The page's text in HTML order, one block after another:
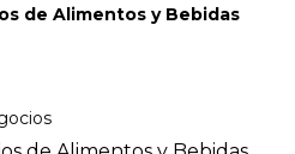
de Alimentos y Bebidas